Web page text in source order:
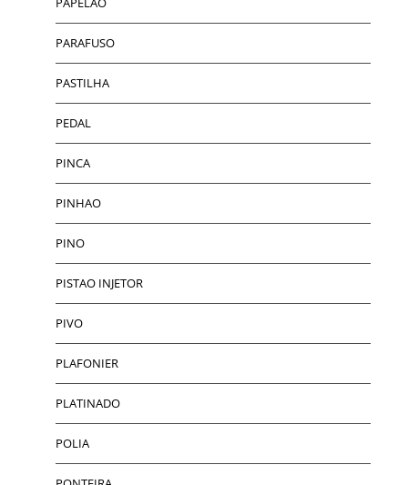
PARAFUSO
PASTILHA
PEDAL
PINCA
PINHAO
PINO
PISTAO INJETOR
PIVO
PLAFONIER
PLATINADO
POLIA